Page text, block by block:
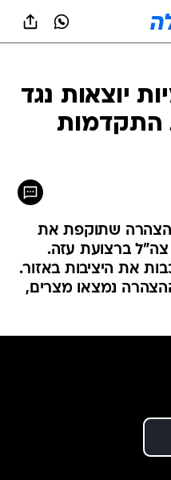
יוצאות נגד
התקדמות
הצהרה שתוקפת את
ברצועת עזה.
את היציבות באזור.
נמצאו מצרים,